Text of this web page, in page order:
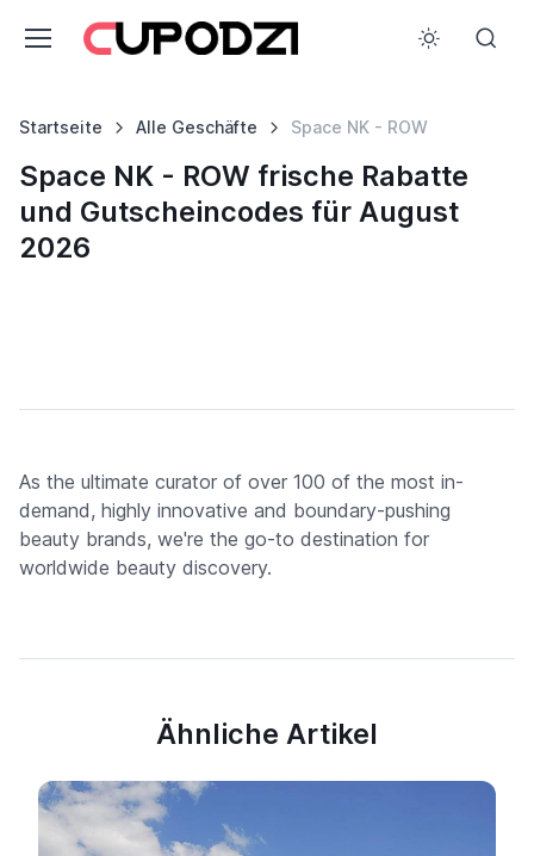
Startseite Alle Geschäfte Space NK - ROW
Space NK - ROW frische Rabatte
und Gutscheincodes für August
2026
As the ultimate curator of over 100 of the most in-
demand, highly innovative and boundary-pushing
beauty brands, we're the go-to destination for
worldwide beauty discovery.
Ähnliche Artikel